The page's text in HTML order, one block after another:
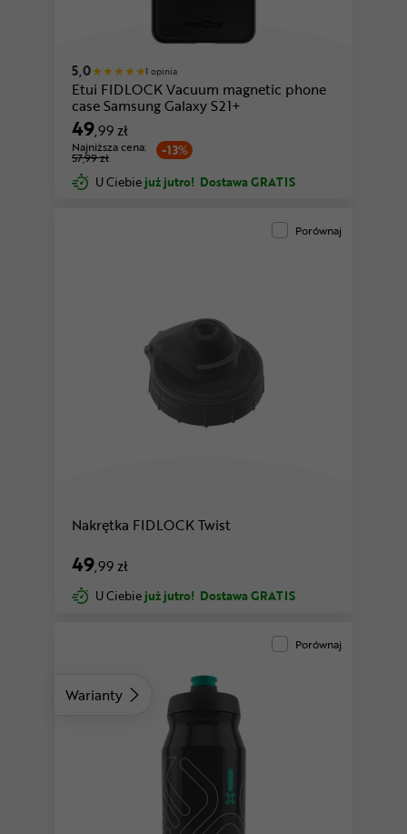
5,0 1 opinia
Etui FIDLOCK Vacuum magnetic phone
case Samsung Galaxy S21+
49,99 zł
-13%
Najniższa cena:
57,99 zł
U Ciebie już jutro! Dostawa GRATIS
Porównaj
Nakrętka FIDLOCK Twist
49,99 zł
U Ciebie już jutro! Dostawa GRATIS
Warianty
Porównaj